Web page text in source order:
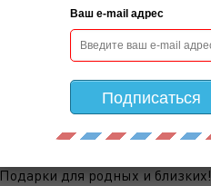
Подарки для родных и близких!
Ваш e-mail адрес
Подписаться